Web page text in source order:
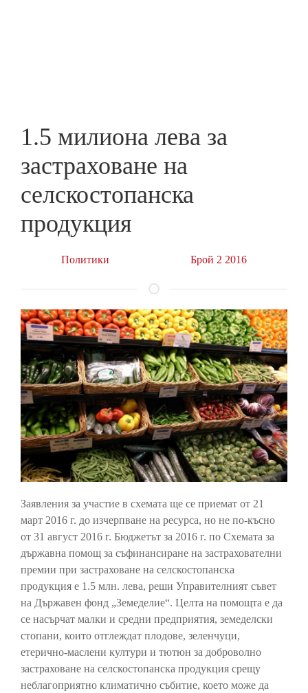
1.5 милиона лева за
застраховане на
селскостопанска
продукция
Политики Брой 2 2016
Заявления за участие в схемата ще се приемат от 21
март 2016 г. до изчерпване на ресурса, но не по-късно
от 31 август 2016 г. Бюджетът за 2016 г. по Схемата за
държавна помощ за съфинансиране на застрахователни
премии при застраховане на селскостопанска
продукция е 1.5 млн. лева, реши Управителният съвет
на Държавен фонд „Земеделие“. Целта на помощта е да
се насърчат малки и средни предприятия, земеделски
стопани, които отглеждат плодове, зеленчуци,
етерично-маслени култури и тютюн за доброволно
застраховане на селскостопанска продукция срещу
неблагоприятно климатично събитие, което може да